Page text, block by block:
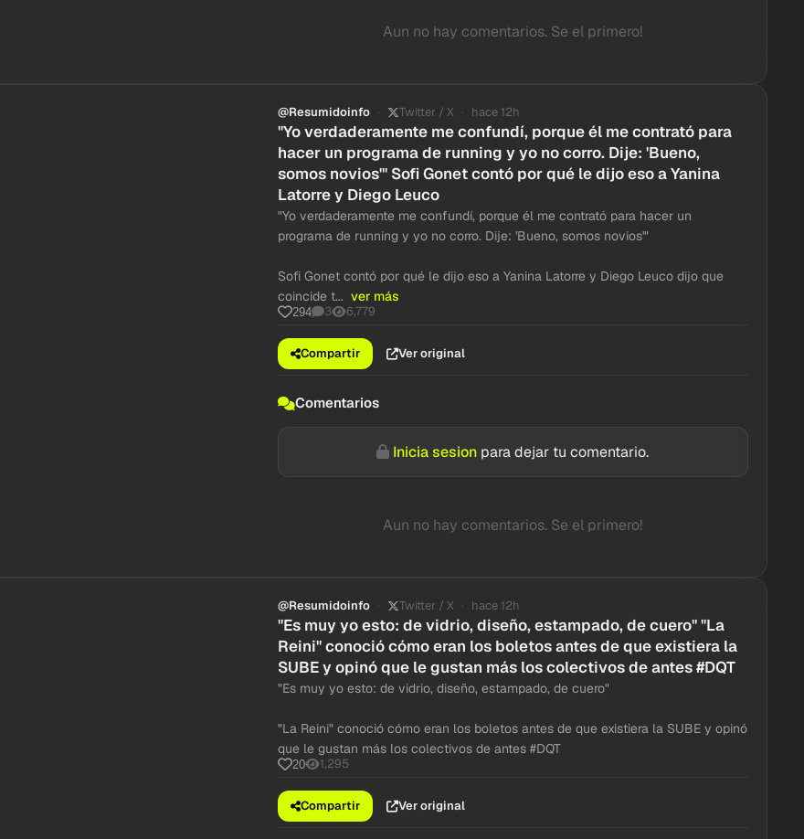
Aun no hay comentarios. Se el primero!
@Resumidoinfo Twitter / X hace 12h
"Yo verdaderamente me confundí, porque él me contrató para
hacer un programa de running y yo no corro. Dije: 'Bueno,
somos novios'" Sofi Gonet contó por qué le dijo eso a Yanina
Latorre y Diego Leuco
"Yo verdaderamente me confundí, porque él me contrató para hacer un
programa de running y yo no corro. Dije: 'Bueno, somos novios'"
Sofi Gonet contó por qué le dijo eso a Yanina Latorre y Diego Leuco dijo que
coincide t... ver más
294 3 6,779
Compartir Ver original
Comentarios
Inicia sesion para dejar tu comentario.
Aun no hay comentarios. Se el primero!
@Resumidoinfo Twitter / X hace 12h
"Es muy yo esto: de vidrio, diseño, estampado, de cuero" "La
Reini" conoció cómo eran los boletos antes de que existiera la
SUBE y opinó que le gustan más los colectivos de antes #DQT
"Es muy yo esto: de vidrio, diseño, estampado, de cuero"
"La Reini" conoció cómo eran los boletos antes de que existiera la SUBE y opinó
que le gustan más los colectivos de antes #DQT
20 1,295
Compartir Ver original